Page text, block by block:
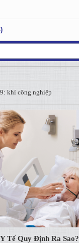
khí công nghiệp
Tế Quy Định Ra Sao?